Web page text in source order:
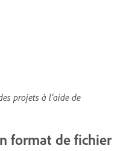
projets à l’aide de
format de fichier